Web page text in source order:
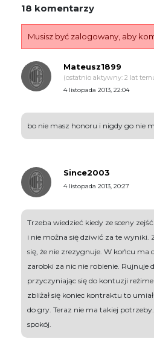
18 komentarzy
Musisz być zalogowany, aby
Mateusz1899
(ostatnio aktywny: 2 lat
4 listopada 2013, 22:04
bo nie masz honoru i nigdy go nie
Since2003
4 listopada 2013, 20:27
Trzeba wiedzieć kiedy ze sceny
i nie można się dziwić za te wyniki.
się, że nie zrezygnuje. W końcu ma
zarobki za nic nie robienie. Rujnuje
przyczyniając się do kontuzji
zbliżał się koniec kontraktu to
do gry. Teraz nie ma takiej
spokój.